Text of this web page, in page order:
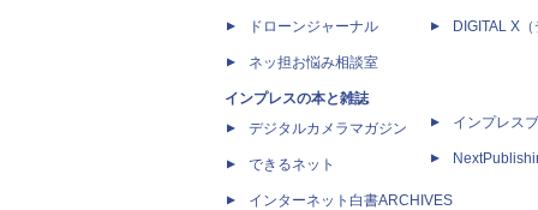
ドローンジャーナル
ネッ担お悩み相談室
インプレスの本と雑誌
デジタルカメラマガジン
できるネット
インターネット白書ARCHIVES
DIGITAL X
インプレス